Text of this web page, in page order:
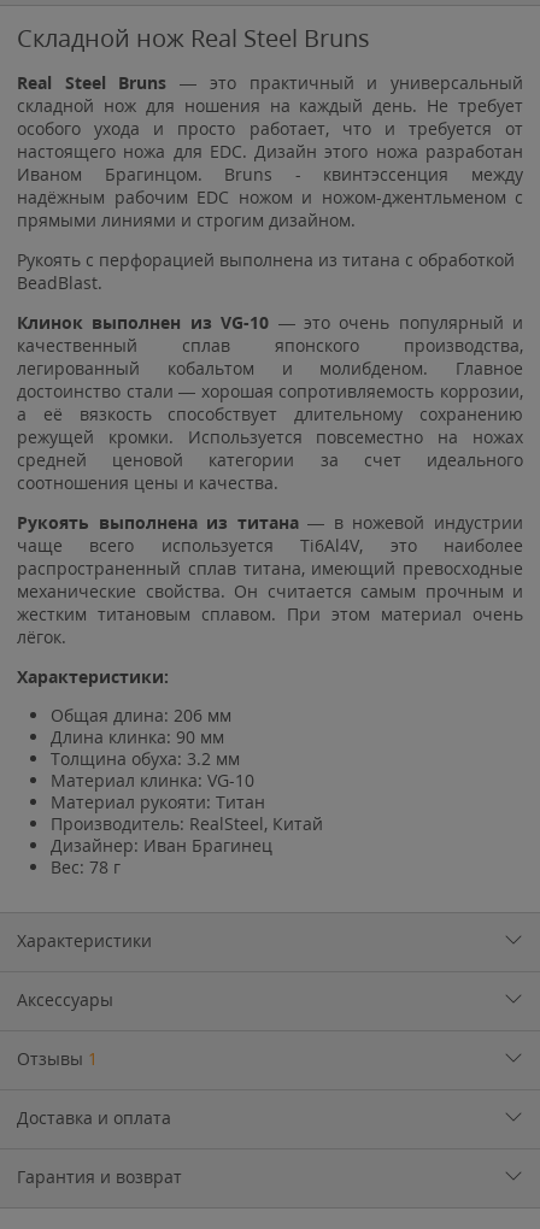
Складной нож Real Steel Bruns
Real Steel Bruns — это практичный и универсальный
складной нож для ношения на каждый день. Не требует
особого ухода и просто работает, что и требуется от
настоящего ножа для EDC. Дизайн этого ножа разработан
Иваном Брагинцом. Bruns - квинтэссенция между
надёжным рабочим EDC ножом и ножом-джентльменом с
прямыми линиями и строгим дизайном.
Рукоять с перфорацией выполнена из титана с обработкой
BeadBlast.
Клинок выполнен изVG-10 — это очень популярный и
качественный сплав японского производства,
легированный кобальтом и молибденом. Главное
достоинство стали — хорошая сопротивляемость коррозии,
а её вязкость способствует длительному сохранению
режущей кромки. Используется повсеместно на ножах
средней ценовой категории за счет идеального
соотношения цены и качества.
Рукоять выполнена из титана— в ножевой индустрии
чаще всего используется Ti6Al4V, это наиболее
распространенный сплав титана, имеющий превосходные
механические свойства. Он считается самым прочным и
жестким титановым сплавом. При этом материал очень
лёгок.
Характеристики:
Общая длина: 206 мм
Длина клинка: 90 мм
Толщина обуха: 3.2 мм
Материал клинка: VG-10
Материал рукояти: Титан
Производитель: RealSteel, Китай
Дизайнер: Иван Брагинец
Вес: 78 г
Характеристики
Аксессуары
Отзывы 1
Доставка и оплата
Гарантия и возврат